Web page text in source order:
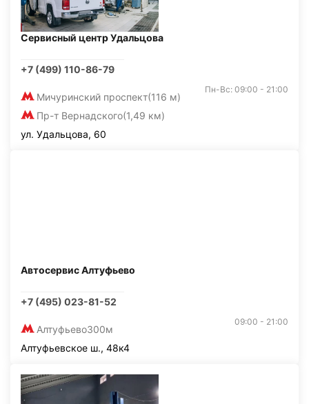
Сервисный центр Удальцова
+7 (499) 110-86-79
Мичуринский проспект(116 м)
Пр-т Вернадского(1,49 км)
Пн-Вс: 09:00 - 21:00
ул. Удальцова, 60
Автосервис Алтуфьево
+7 (495) 023-81-52
Алтуфьево300м
09:00 - 21:00
Алтуфьевское ш., 48к4